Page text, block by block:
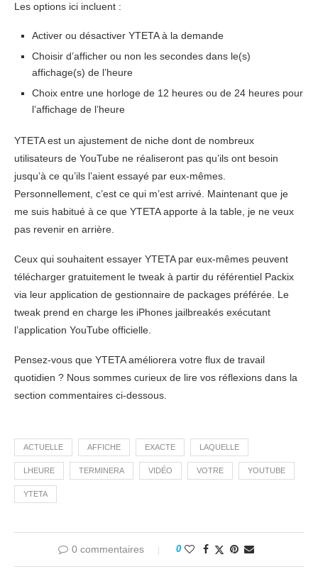
Les options ici incluent :
Activer ou désactiver YTETA à la demande
Choisir d’afficher ou non les secondes dans le(s)
affichage(s) de l’heure
Choix entre une horloge de 12 heures ou de 24 heures pour
l’affichage de l’heure
YTETA est un ajustement de niche dont de nombreux
utilisateurs de YouTube ne réaliseront pas qu’ils ont besoin
jusqu’à ce qu’ils l’aient essayé par eux-mêmes.
Personnellement, c’est ce qui m’est arrivé. Maintenant que je
me suis habitué à ce que YTETA apporte à la table, je ne veux
pas revenir en arrière.
Ceux qui souhaitent essayer YTETA par eux-mêmes peuvent
télécharger gratuitement le tweak à partir du référentiel Packix
via leur application de gestionnaire de packages préférée. Le
tweak prend en charge les iPhones jailbreakés exécutant
l’application YouTube officielle.
Pensez-vous que YTETA améliorera votre flux de travail
quotidien ? Nous sommes curieux de lire vos réflexions dans la
section commentaires ci-dessous.
ACTUELLE AFFICHE EXACTE LAQUELLE
LHEURE TERMINERA VIDÉO VOTRE YOUTUBE
YTETA
0 commentaires 0